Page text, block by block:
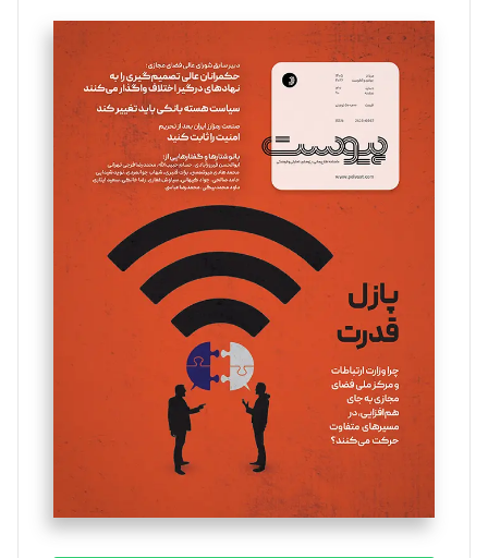
تحریریه
سروش کرمیان
تحریریه
مینا پاکدل
یسنا امان‌پور
تحریریه
ملینا جعفری
تحریریه
مصطفی مسجدی آرانی
تحریریه